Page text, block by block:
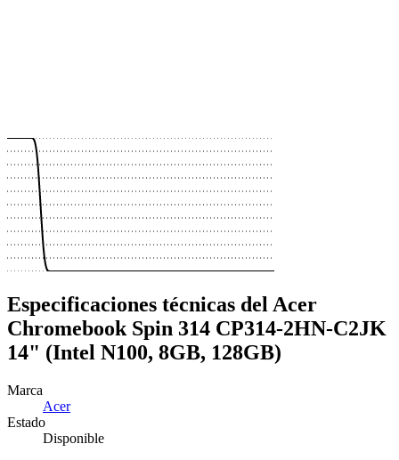
Especificaciones técnicas del Acer
Chromebook Spin 314 CP314-2HN-C2JK
14" (Intel N100, 8GB, 128GB)
Marca
Acer
Estado
Disponible